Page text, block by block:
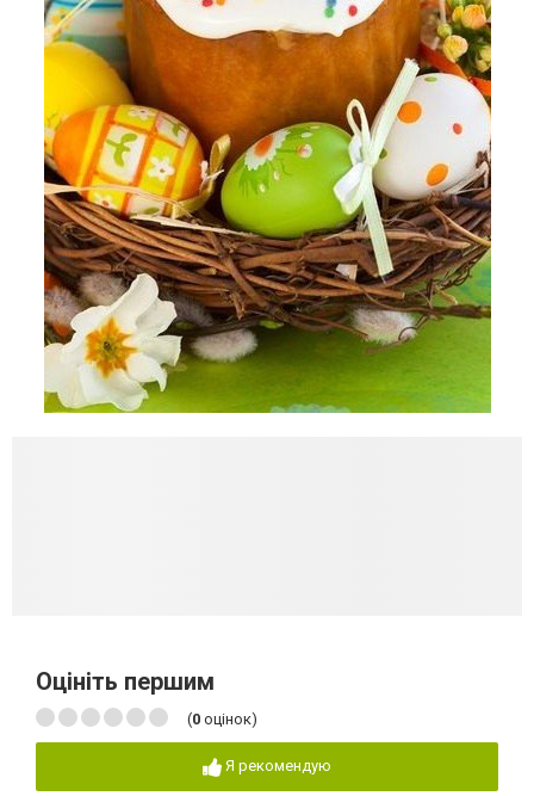
Оцініть першим
(0 оцінок)
Я рекомендую